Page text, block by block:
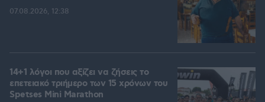
07.08.2026, 12:38
14+1 λόγοι που αξίζει να ζήσεις το
επετειακό τριήμερο των 15 χρόνων του
Spetses Mini Marathon